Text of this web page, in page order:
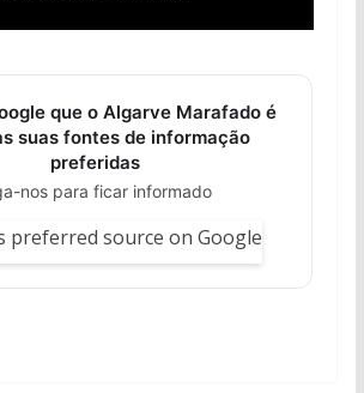
que o Algarve Marafado é
suas fontes de informação
preferidas
nos para ficar informado